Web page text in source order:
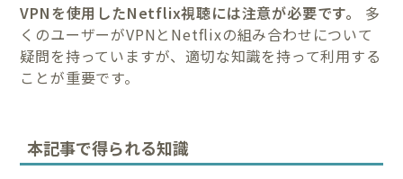
VPNを使用したNetflix視聴には注意が必要です。
多
くのユーザーがVPNとNetflixの組み合わせについて
疑問を持っていますが、適切な知識を持って利用する
ことが重要です。
本記事で得られる知識